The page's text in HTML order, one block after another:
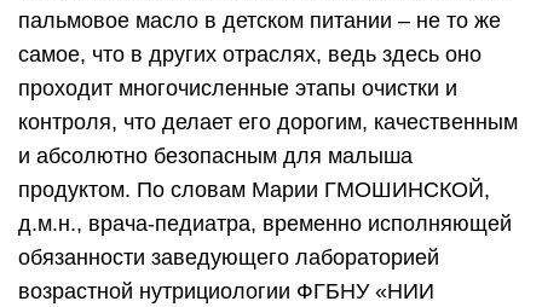
пальмовое масло в детском питании – не то же
самое, что в других отраслях, ведь здесь оно
проходит многочисленные этапы очистки и
контроля, что делает его дорогим, качественным
и абсолютно безопасным для малыша
продуктом. По словам Марии ГМОШИНСКОЙ,
д.м.н., врача-педиатра, временно исполняющей
обязанности заведующего лабораторией
возрастной нутрициологии ФГБНУ «НИИ